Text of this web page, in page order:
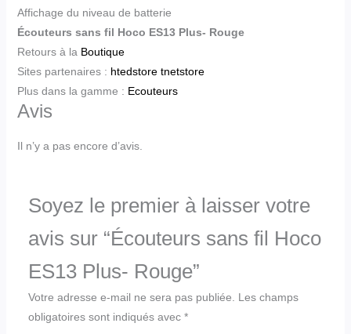
Affichage du niveau de batterie
Écouteurs sans fil Hoco ES13 Plus- Rouge
Retours à la Boutique
Sites partenaires : htedstore tnetstore
Plus dans la gamme : Ecouteurs
Avis
Il n’y a pas encore d’avis.
Soyez le premier à laisser votre
avis sur “Écouteurs sans fil Hoco
ES13 Plus- Rouge”
Votre adresse e-mail ne sera pas publiée.
Les champs
obligatoires sont indiqués avec *